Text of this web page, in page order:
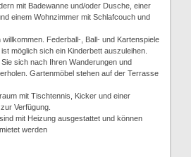
mit Badewanne und/oder Dusche, einer
einem Wohnzimmer mit Schlafcouch und
Federball-, Ball- und Kartenspiele
möglich sich ein Kinderbett auszuleihen.
sich nach Ihren Wanderungen und
Gartenmöbel stehen auf der Terrasse
mit Tischtennis, Kicker und einer
Verfügung.
mit Heizung ausgestattet und können
werden